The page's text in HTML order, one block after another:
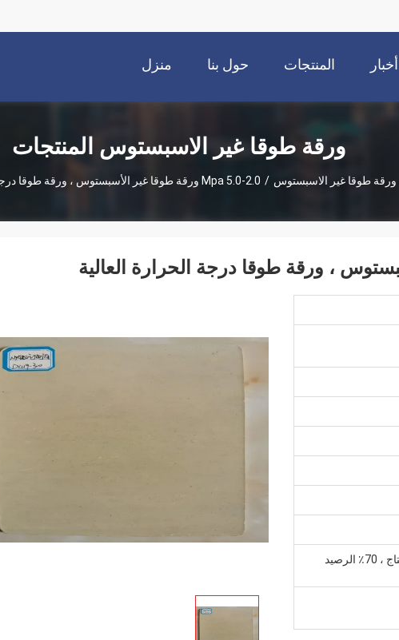
منزل حول بنا المنتجات أخبار
ورقة طوقا غير الاسبستوس المنتجات
ورقة طوقا غير الاسبستوس / 2.0-5.0 Mpa ورقة طوقا غير الأسبستوس ، ورقة طوقا درجة الحرارة العالية
T / T ، 30٪ دفعة أولى قبل الإنتاج ، 70٪ الرصيد